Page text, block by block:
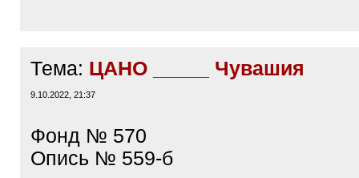
Тема: ЦАНО _____ Чувашия
9.10.2022, 21:37
Фонд № 570
Опись № 559-б